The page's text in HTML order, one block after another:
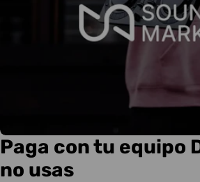
Paga con tu equipo
no usas